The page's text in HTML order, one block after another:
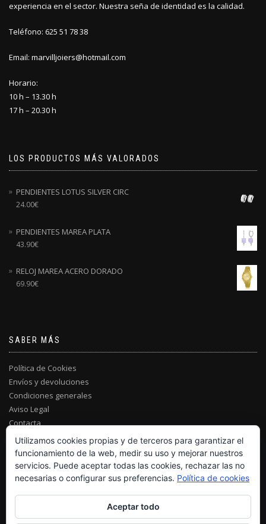
experiencia en el sector. Nuestra seña de identidad es la calidad.
Teléfono: 625 51 78 38
Email: marvilljoiers@hotmail.com
Horario:
10 h – 13.30 h
17 h – 20.30 h
LOS PRODUCTOS MÁS VALORADOS
PENDIENTES LOTUS SILVER CIRC
24.00€
PENDIENTES MAREA PLATA
43.90€
RELOJ MAREA ACERO DORADO
69.90€
SABER MÁS
Política de Cookies
Envíos y devoluciones
Condiciones generales
Aviso Legal
Contacta
Utilizamos cookies propias y de terceros para garantizar el
funcionamiento de la web, medir su uso y mejorar nuestros
servicios. Puede aceptar todas las cookies, rechazar las no
necesarias o configurar sus preferencias. Política de cookies
Aceptar todo